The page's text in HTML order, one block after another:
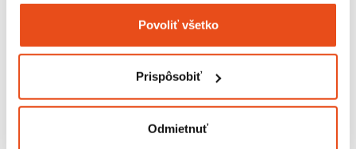
Zhromažďovať informácie o vašej geografickej
polohe s presnosťou na niekoľko metrov
Identifikovať vaše zariadenie aktívnym
Viac informácií o tom, ako sa spracúvajú vaše osobné
údaje, nájdete v časti svašimi nastaveniami
Povoliť všetko
Prispôsobiť
Odmietnuť